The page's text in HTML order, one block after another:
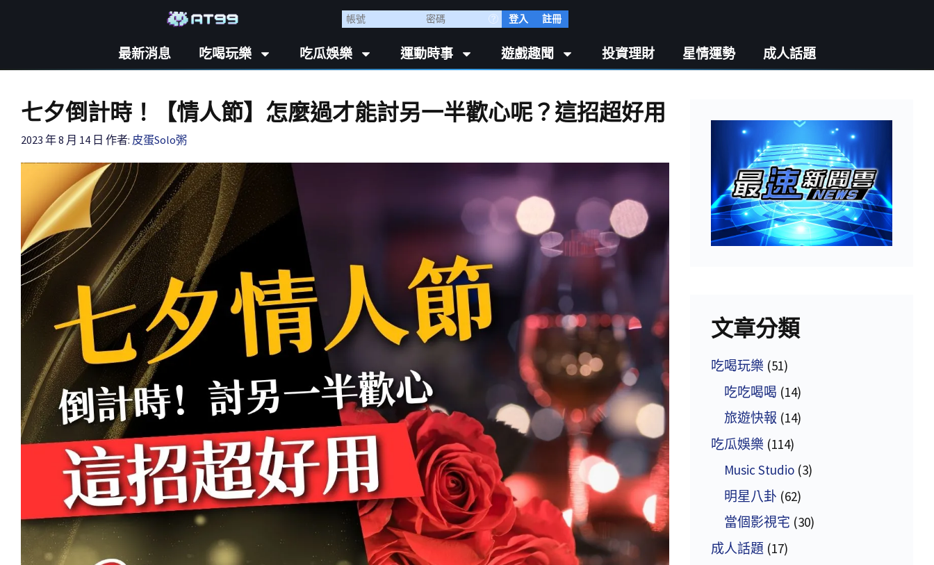
登入 註冊
最新消息 吃喝玩樂 吃瓜娛樂 運動時事 遊戲趣聞 投資理財 星情運勢 成人話題
七夕倒計時！【情人節】怎麼過才能討另一半歡心呢？這招超好用
2023 年 8 月 14 日 作者: 皮蛋Solo粥
文章分類
吃喝玩樂 (51)
吃吃喝喝 (14)
旅遊快報 (14)
吃瓜娛樂 (114)
Music Studio (3)
明星八卦 (62)
當個影視宅 (30)
成人話題 (17)